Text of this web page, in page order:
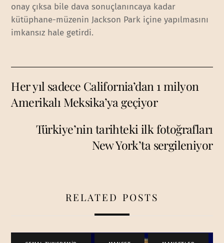
onay çıksa bile dava sonuçlanıncaya kadar
kütüphane-müzenin Jackson Park içine yapılmasını
imkansız hale getirdi.
Her yıl sadece California’dan 1 milyon
Amerikalı Meksika’ya geçiyor
Türkiye’nin tarihteki ilk fotoğrafları
New York’ta sergileniyor
RELATED POSTS